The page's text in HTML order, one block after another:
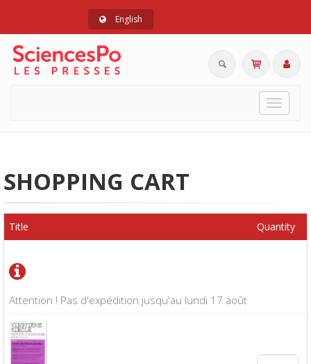
English
Toggle
SHOPPING CART
Attention ! Pas d'expédition jusqu'au lundi 17 août
Title Quantity